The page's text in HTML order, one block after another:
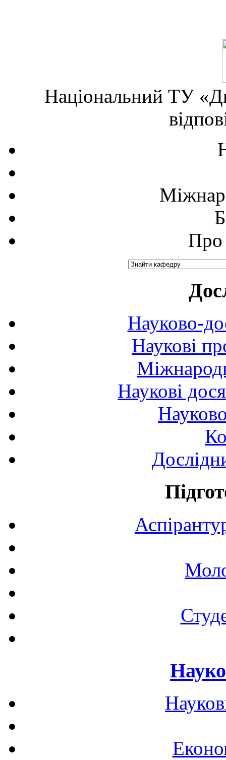
Національний ТУ
Про
Науково-
Наукові
Наукові